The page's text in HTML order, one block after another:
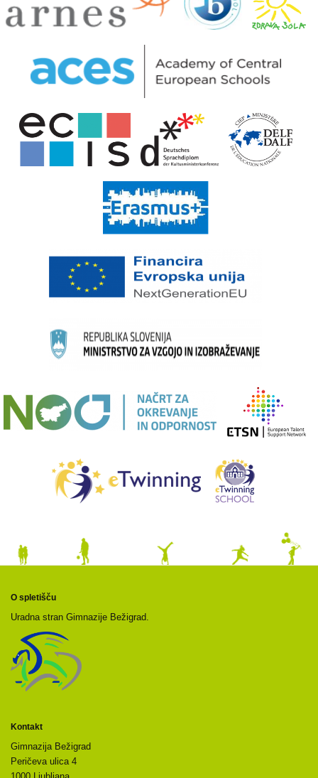
O spletišču
Uradna stran Gimnazije Bežigrad.
Kontakt
Gimnazija Bežigrad
Peričeva ulica 4